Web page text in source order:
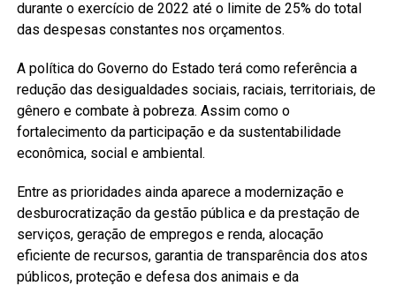
durante o exercício de 2022 até o limite de 25% do total
das despesas constantes nos orçamentos.
A política do Governo do Estado terá como referência a
redução das desigualdades sociais, raciais, territoriais, de
gênero e combate à pobreza. Assim como o
fortalecimento da participação e da sustentabilidade
econômica, social e ambiental.
Entre as prioridades ainda aparece a modernização e
desburocratização da gestão pública e da prestação de
serviços, geração de empregos e renda, alocação
eficiente de recursos, garantia de transparência dos atos
públicos, proteção e defesa dos animais e da